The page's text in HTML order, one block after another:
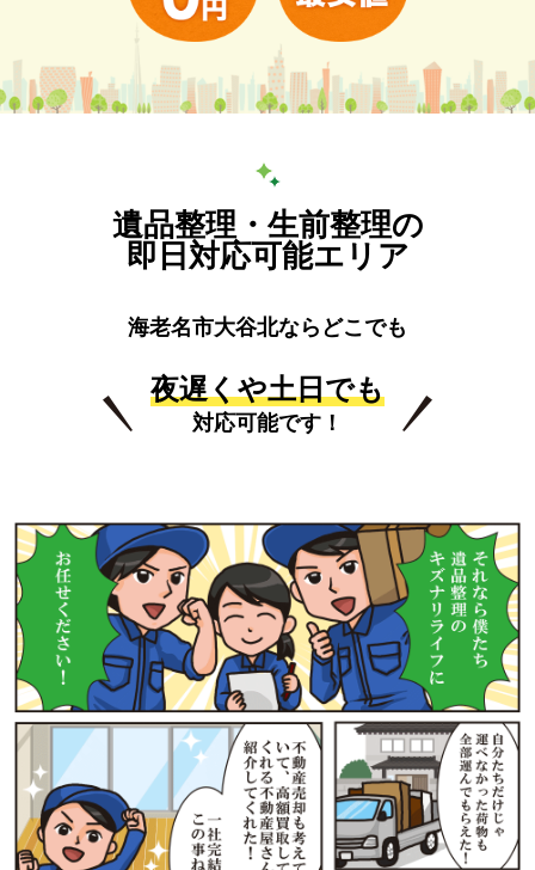
遺品整理・生前整理の
即日対応可能エリア
海老名市大谷北ならどこでも
夜遅くや土日でも
対応可能です！